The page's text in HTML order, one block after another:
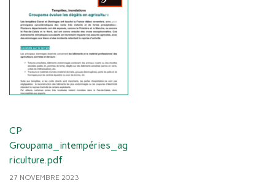
CP
Groupama_intempéries_ag
riculture.pdf
27 NOVEMBRE 2023